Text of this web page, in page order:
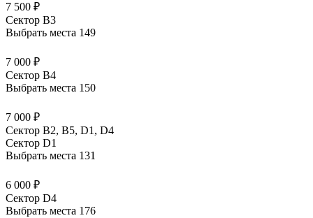
7 500 ₽
Сектор B3
Выбрать места 149
7 000 ₽
Сектор B4
Выбрать места 150
7 000 ₽
Сектор B2, B5, D1, D4
Сектор D1
Выбрать места 131
6 000 ₽
Сектор D4
Выбрать места 176